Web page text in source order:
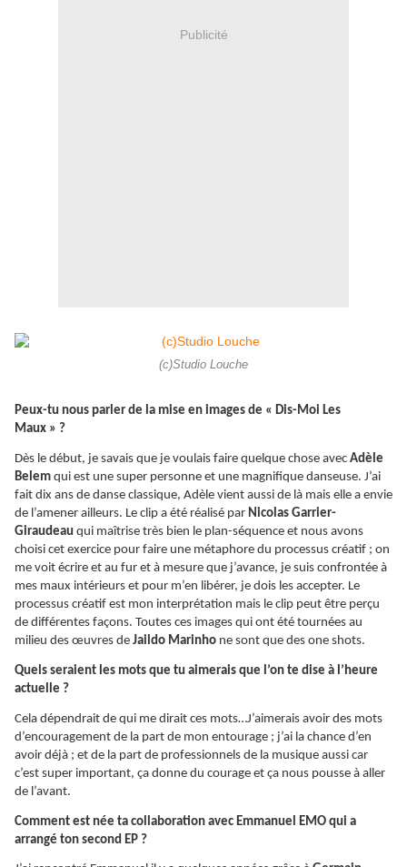
Publicité
(c)Studio Louche
Peux-tu nous parler de la mise en images de « Dis-Moi Les
Maux » ?
Dès le début, je savais que je voulais faire quelque chose avec Adèle
Belem qui est une super personne et une magnifique danseuse. J’ai
fait dix ans de danse classique, Adèle vient aussi de là mais elle a envie
de l’amener ailleurs. Le clip a été réalisé par Nicolas Garrier-
Giraudeau qui maîtrise très bien le plan-séquence et nous avons
choisi cet exercice pour faire une métaphore du processus créatif ; on
me voit écrire et au fur et à mesure que j’avance, je suis confrontée à
mes maux intérieurs et pour m’en libérer, je dois les accepter. Le
processus créatif est mon interprétation mais le clip peut être perçu
de différentes façons. Toutes ces images qui ont été tournées au
milieu des œuvres de Jaildo Marinho ne sont que des one shots.
Quels seraient les mots que tu aimerais que l’on te dise à l’heure
actuelle ?
Cela dépendrait de qui me dirait ces mots…J’aimerais avoir des mots
d’encouragement de la part de mon entourage ; j’ai la chance d’en
avoir déjà ; et de la part de professionnels de la musique aussi car
c’est super important, ça donne du courage et ça nous pousse à aller
de l’avant.
Comment est née ta collaboration avec Emmanuel EMO qui a
arrangé ton second EP ?